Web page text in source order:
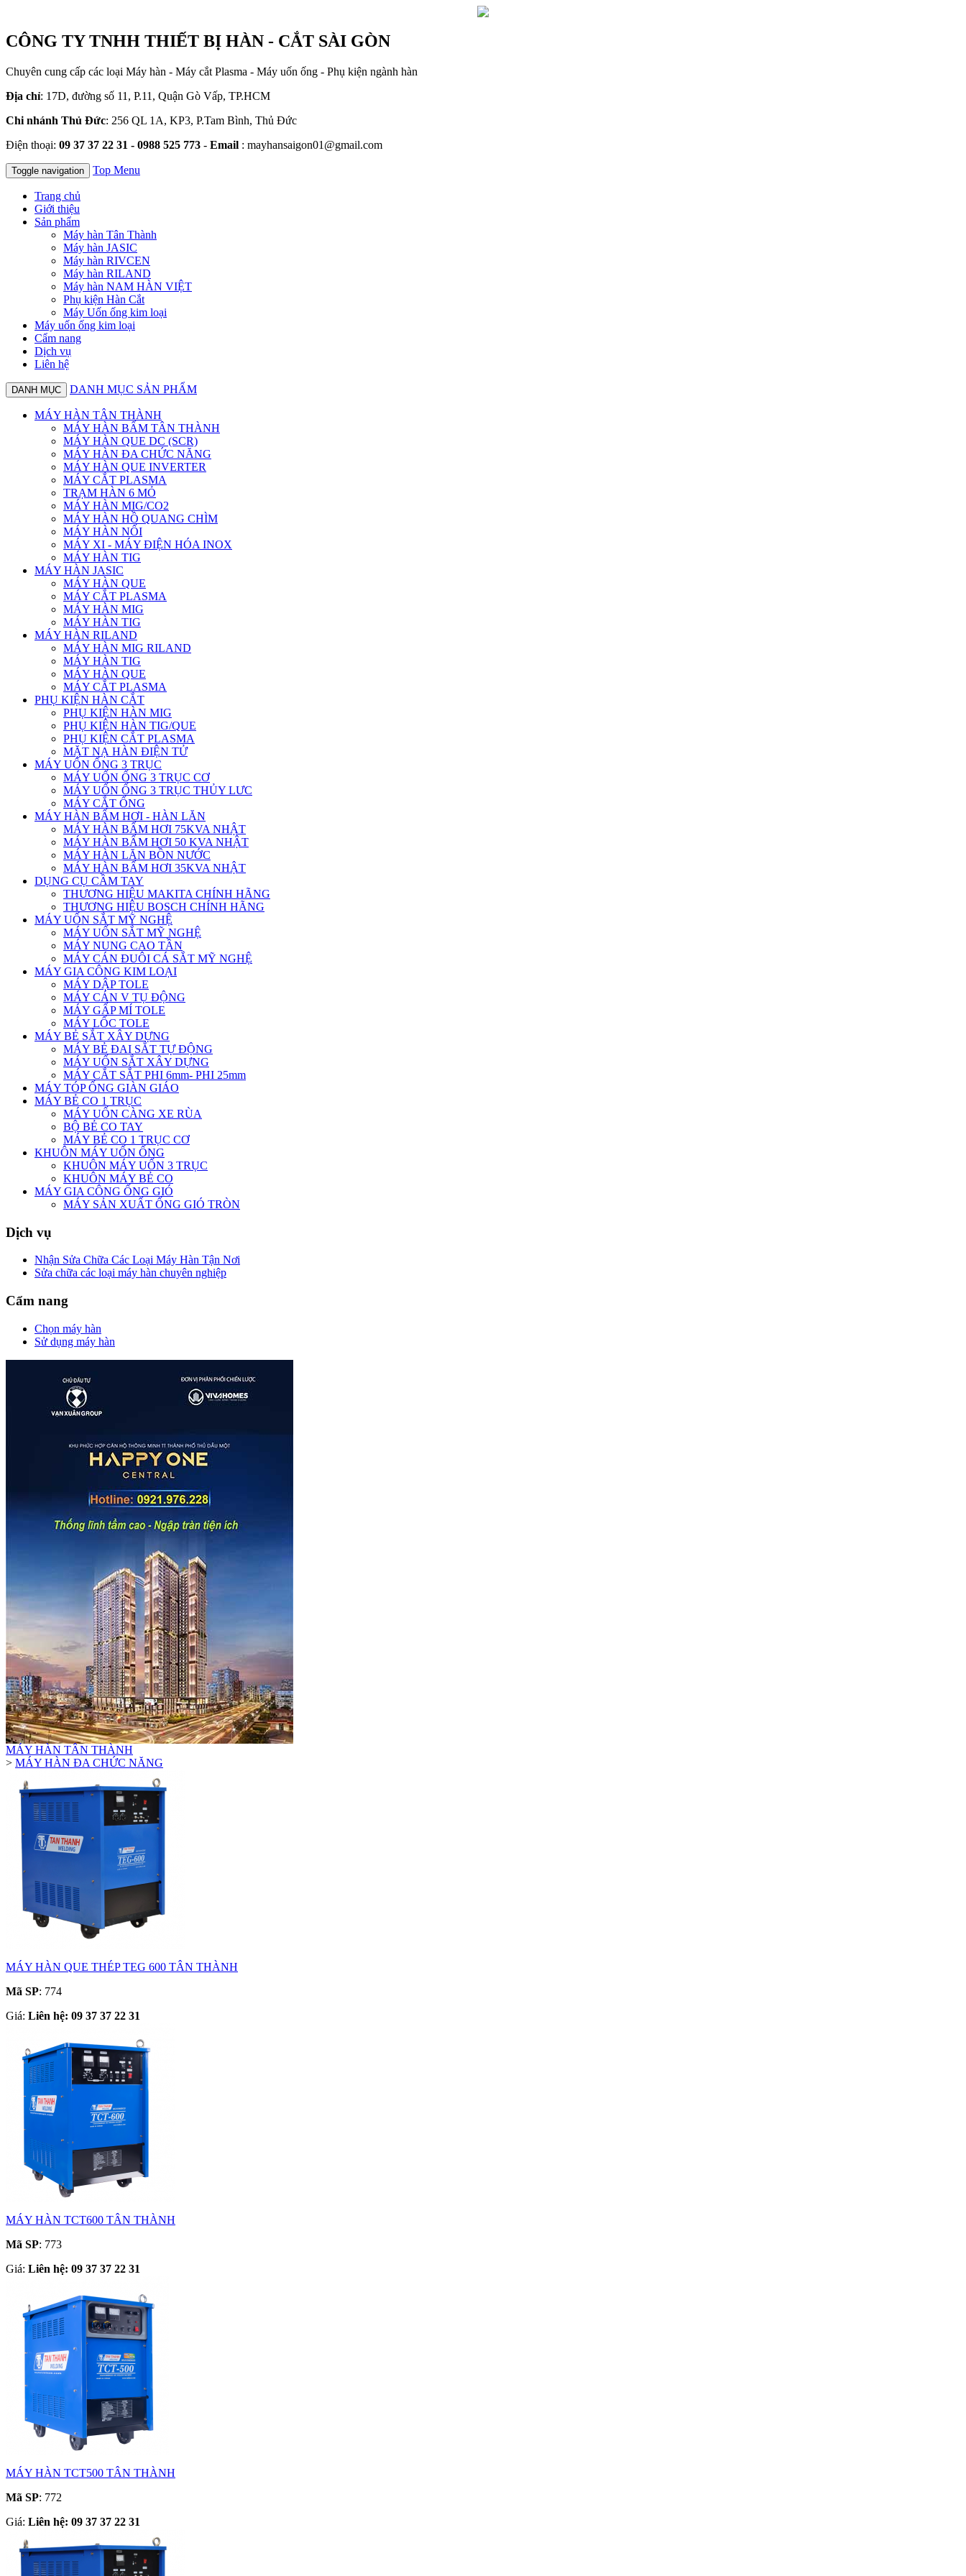
CÔNG TY TNHH THIẾT BỊ HÀN - CẮT SÀI GÒN
Chuyên cung cấp các loại Máy hàn - Máy cắt Plasma - Máy uốn ống - Phụ kiện ngành hàn
Địa chỉ: 17D, đường số 11, P.11, Quận Gò Vấp, TP.HCM
Chi nhánh Thủ Đức: 256 QL 1A, KP3, P.Tam Bình, Thủ Đức
Điện thoại: 09 37 37 22 31 - 0988 525 773 - Email : mayhansaigon01@gmail.com
Toggle navigation Top Menu
Trang chủ
Giới thiệu
Sản phẩm
Máy hàn Tân Thành
Máy hàn JASIC
Máy hàn RIVCEN
Máy hàn RILAND
Máy hàn NAM HÀN VIỆT
Phụ kiện Hàn Cắt
Máy Uốn ống kim loại
Máy uốn ống kim loại
Cẩm nang
Dịch vụ
Liên hệ
DANH MỤC DANH MỤC SẢN PHẨM
MÁY HÀN TÂN THÀNH
MÁY HÀN BẤM TÂN THÀNH
MÁY HÀN QUE DC (SCR)
MÁY HÀN ĐA CHỨC NĂNG
MÁY HÀN QUE INVERTER
MÁY CẮT PLASMA
TRẠM HÀN 6 MỎ
MÁY HÀN MIG/CO2
MÁY HÀN HỒ QUANG CHÌM
MÁY HÀN NỐI
MÁY XI - MÁY ĐIỆN HÓA INOX
MÁY HÀN TIG
MÁY HÀN JASIC
MÁY HÀN QUE
MÁY CẮT PLASMA
MÁY HÀN MIG
MÁY HÀN TIG
MÁY HÀN RILAND
MÁY HÀN MIG RILAND
MÁY HÀN TIG
MÁY HÀN QUE
MÁY CẮT PLASMA
PHỤ KIỆN HÀN CẮT
PHỤ KIỆN HÀN MIG
PHỤ KIỆN HÀN TIG/QUE
PHỤ KIỆN CẮT PLASMA
MẶT NẠ HÀN ĐIỆN TỬ
MÁY UỐN ỐNG 3 TRỤC
MÁY UỐN ỐNG 3 TRỤC CƠ
MÁY UỐN ỐNG 3 TRỤC THỦY LƯC
MÁY CẮT ỐNG
MÁY HÀN BẤM HƠI - HÀN LĂN
MÁY HÀN BẤM HƠI 75KVA NHẬT
MÁY HÀN BẤM HƠI 50 KVA NHẬT
MÁY HÀN LĂN BỒN NƯỚC
MÁY HÀN BẤM HƠI 35KVA NHẬT
DỤNG CỤ CẦM TAY
THƯƠNG HIỆU MAKITA CHÍNH HÃNG
THƯƠNG HIỆU BOSCH CHÍNH HÃNG
MÁY UỐN SẮT MỸ NGHỆ
MÁY UỐN SẮT MỸ NGHỆ
MÁY NUNG CAO TẦN
MÁY CÁN ĐUÔI CÁ SẮT MỸ NGHỆ
MÁY GIA CÔNG KIM LOẠI
MÁY DẬP TOLE
MÁY CÁN V TỤ ĐỘNG
MÁY GẤP MÍ TOLE
MÁY LỐC TOLE
MÁY BẺ SẮT XÂY DỰNG
MÁY BẺ ĐAI SẮT TỰ ĐỘNG
MÁY UỐN SẮT XÂY DỰNG
MÁY CẮT SẮT PHI 6mm- PHI 25mm
MÁY TÓP ỐNG GIÀN GIÁO
MÁY BẺ CO 1 TRỤC
MÁY UỐN CÀNG XE RÙA
BỘ BẺ CO TAY
MÁY BẺ CO 1 TRỤC CƠ
KHUÔN MÁY UỐN ỐNG
KHUÔN MÁY UỐN 3 TRỤC
KHUÔN MÁY BẺ CO
MÁY GIA CÔNG ỐNG GIÓ
MÁY SẢN XUẤT ỐNG GIÓ TRÒN
Dịch vụ
Nhận Sửa Chữa Các Loại Máy Hàn Tận Nơi
Sửa chữa các loại máy hàn chuyên nghiệp
Cẩm nang
Chọn máy hàn
Sử dụng máy hàn
MÁY HÀN TÂN THÀNH
> MÁY HÀN ĐA CHỨC NĂNG
MÁY HÀN QUE THÉP TEG 600 TÂN THÀNH
Mã SP: 774
Giá: Liên hệ: 09 37 37 22 31
MÁY HÀN TCT600 TÂN THÀNH
Mã SP: 773
Giá: Liên hệ: 09 37 37 22 31
MÁY HÀN TCT500 TÂN THÀNH
Mã SP: 772
Giá: Liên hệ: 09 37 37 22 31